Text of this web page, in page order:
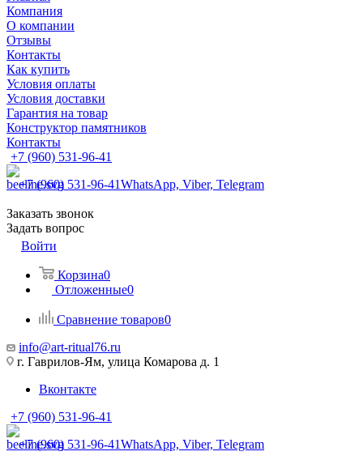
Компания
О компании
Отзывы
Контакты
Как купить
Условия оплаты
Условия доставки
Гарантия на товар
Конструктор памятников
Контакты
+7 (960) 531-96-41
+7 (960) 531-96-41WhatsApp, Viber, Telegram
Заказать звонок
Задать вопрос
Войти
Корзина0
Отложенные0
Сравнение товаров0
info@art-ritual76.ru
г. Гаврилов-Ям, улица Комарова д. 1
Вконтакте
+7 (960) 531-96-41
+7 (960) 531-96-41WhatsApp, Viber, Telegram